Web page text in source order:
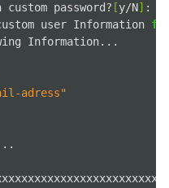
custom password? [y/N] :
user Information
Information...
adress"